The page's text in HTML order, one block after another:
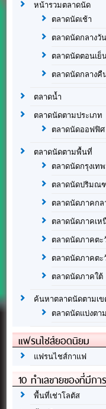
หน้ารวมตลาดนัด
ตลาดนัดเช้า
ตลาดนัดกลางวัน
ตลาดนัดตอนเย็
ตลาดนัดกลางคื
ตลาดน้ำ
ตลาดนัดตามประเภท
ตลาดนัดออฟฟิศ
ตลาดนัดตามพื้นที่
ตลาดนัดกรุงเท
ตลาดนัดปริมณ
ตลาดนัดภาคกล
ตลาดนัดภาคเห
ตลาดนัดภาคตะ
ตลาดนัดภาคตะ
ตลาดนัดภาคใต้
ค้นหาตลาดนัดตามเ
ตลาดนัดแบ่งตา
แฟรนไชส์ยอดนิยม
แฟรนไชส์กาแฟ
10 ทำเลขายของที่มีก
พื้นที่เช่าโลตัส